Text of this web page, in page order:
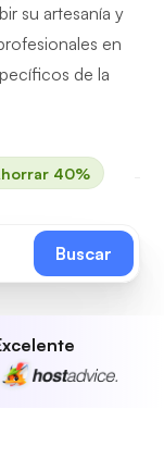
su artesanía y
en
de la
40%
Buscar